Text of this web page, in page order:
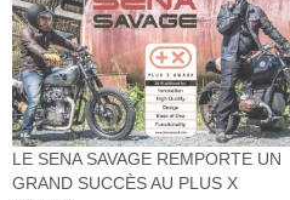
LE SENA SAVAGE REMPORTE UN
GRAND SUCCÈS AU PLUS X